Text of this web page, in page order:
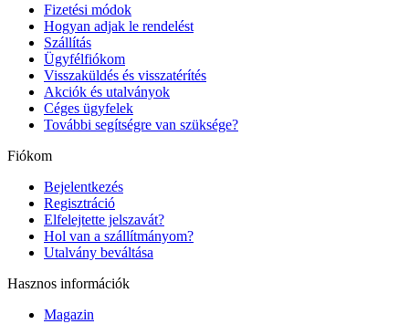
Fizetési módok
Hogyan adjak le rendelést
Szállítás
Ügyfélfiókom
Visszaküldés és visszatérítés
Akciók és utalványok
Céges ügyfelek
További segítségre van szüksége?
Fiókom
Bejelentkezés
Regisztráció
Elfelejtette jelszavát?
Hol van a szállítmányom?
Utalvány beváltása
Hasznos információk
Magazin